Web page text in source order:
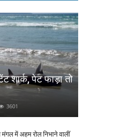
पेट फाड़ा तो
3601
में अहम रोल निभाने वालीं